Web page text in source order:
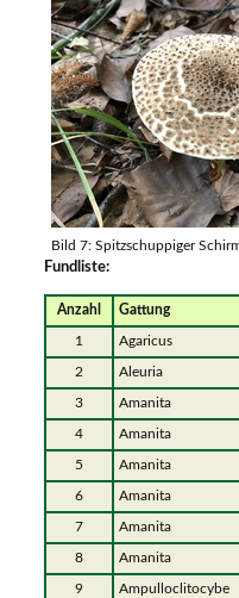
Bild 7: Spitzschuppiger
Fundliste:
Anzahl Gattung
1 Agaricus
2 Aleuria
3 Amanita
4 Amanita
5 Amanita
6 Amanita
7 Amanita
8 Amanita
9 Ampulloclitocybe